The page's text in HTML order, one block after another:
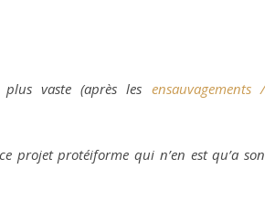
vaste (après les ensauvagements /
projet protéiforme qui n’en est qu’a son